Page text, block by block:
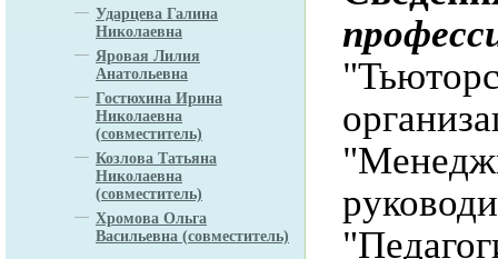
Ударцева Галина
Николаевна
Яровая Лилия
Анатольевна
Гостюхина Ирина
Николаевна
(совместитель)
Козлова Татьяна
Николаевна
(совместитель)
Хромова Ольга
Васильевна (совместитель)